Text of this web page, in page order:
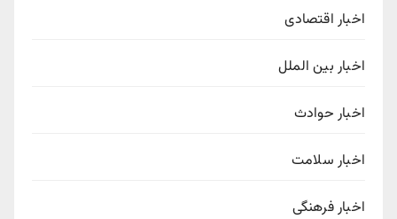
اخبار اقتصادی
اخبار بین الملل
اخبار حوادث
اخبار سلامت
اخبار فرهنگی